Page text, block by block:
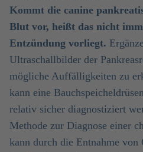
Kommt die canine
Blut vor, heißt das nicht
Entzündung vorliegt.
Ultraschallbilder der
mögliche Auffälligkeiten zu
kann eine
relativ sicher diagnostiziert
Methode zur Diagnose einer
kann durch die Entnahme von